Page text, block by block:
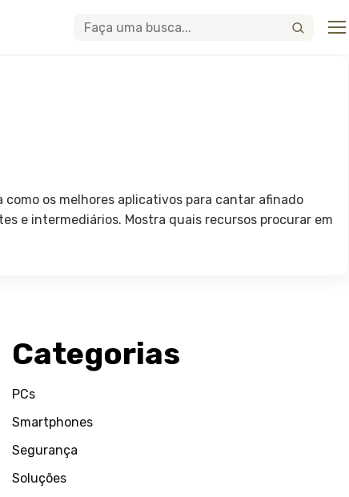
Buscar
os melhores aplicativos para cantar afinado
e intermediários. Mostra quais recursos procurar em
Categorias
PCs
Smartphones
Segurança
Soluções